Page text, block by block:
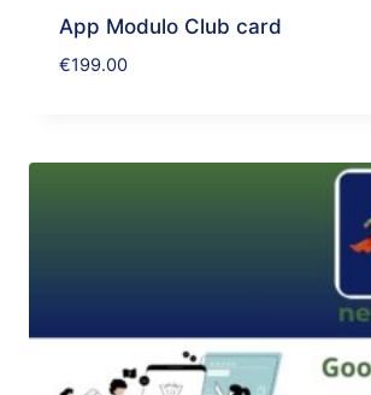
App Modulo Club card
€199.00